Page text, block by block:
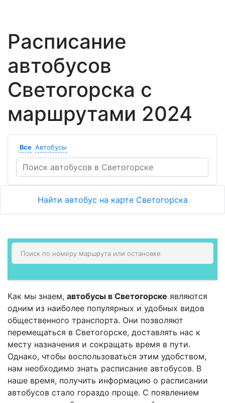
Расписание
автобусов
Светогорска с
маршрутами 2024
Все Автобусы
Найти автобус на карте Светогорска
Как мы знаем, автобусы в Светогорске являются
одним из наиболее популярных и удобных видов
общественного транспорта. Они позволяют
перемещаться в Светогорске, доставлять нас к
месту назначения и сокращать время в пути.
Однако, чтобы воспользоваться этим удобством,
нам необходимо знать расписание автобусов. В
наше время, получить информацию о расписании
автобусов стало гораздо проще. С появлением